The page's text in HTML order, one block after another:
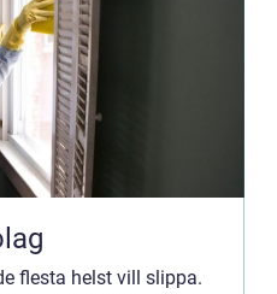
flesta helst vill slippa.